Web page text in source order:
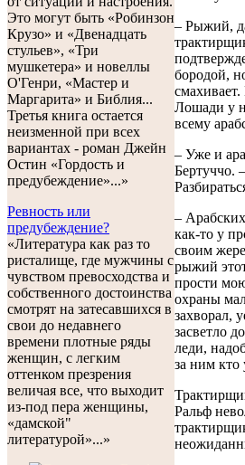
Это могут быть «Робинзон
Крузо» и «Двенадцать
стульев», «Три
мушкетера» и новеллы
О'Генри, «Мастер и
Маргарита» и Библия...
Третья книга остается
неизменной при всех
вариантах - роман Джейн
Остин «Гордость и
предубеждение»...»
Ревность или
предубеждение?
«Литература как раз то
ристалище, где мужчины с
чувством превосходства и
собственного достоинства
смотрят на затесавшихся в
свои до недавнего
времени плотные ряды
женщин, с легким
оттенком презрения
величая все, что выходит
из-под пера женщины,
«дамской"
литературой»...»
– Рыжий,
бородой,
Лошади у
всему
– Уже и
Бертуччо.
–
как-то у
своим
рыжий
прости
охраны
захворал,
засветло
леди,
за ним кто
Ральф